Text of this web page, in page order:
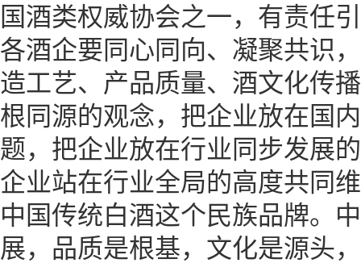
国酒类权威协会之一，有责任
各酒企要同心同向、凝聚共识
造工艺、产品质量、酒文化传
根同源的观念，把企业放在国
题，把企业放在行业同步发展
企业站在行业全局的高度共同
中国传统白酒这个民族品牌。
展，品质是根基，文化是源头